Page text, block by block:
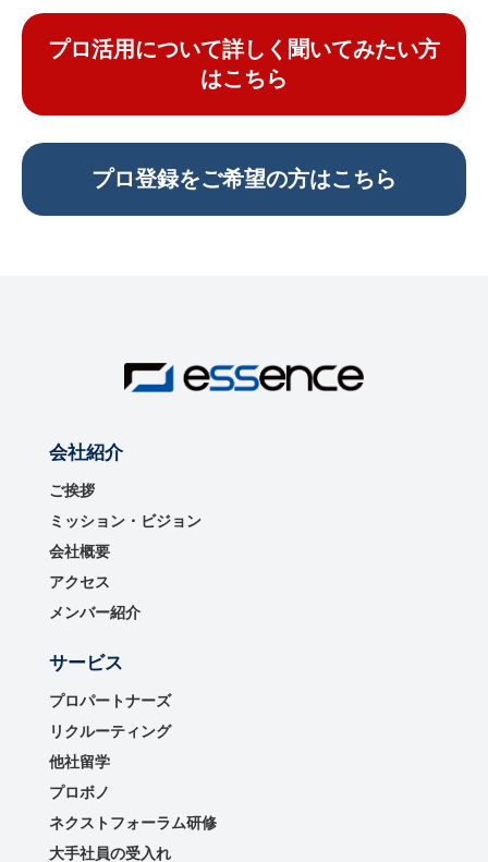
プロ活用について詳しく聞いてみたい方
はこちら
プロ登録をご希望の方はこちら
会社紹介
ご挨拶
ミッション・ビジョン
会社概要
アクセス
メンバー紹介
サービス
プロパートナーズ
リクルーティング
他社留学
プロボノ
ネクストフォーラム研修
大手社員の受入れ